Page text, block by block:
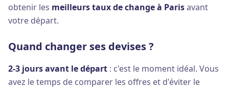
obtenir les meilleurs taux de change à Parisavant
votre départ.
Quand changer ses devises ?
2-3 jours avant le départ : c'est le moment idéal. Vous
avez le temps de comparer les offres et d'éviter le